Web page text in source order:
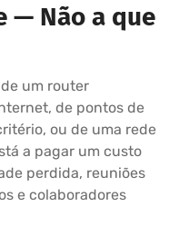
— Não a que
um router
de pontos de
ou de uma rede
a pagar um custo
perdida, reuniões
e colaboradores